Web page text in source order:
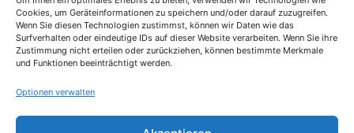
Cookies, um Geräteinformationen zu speichern und/oder darauf zuzugreifen.
Wenn Sie diesen Technologien zustimmst, können wir Daten wie das
Surfverhalten oder eindeutige IDs auf dieser Website verarbeiten. Wenn Sie ihre
Zustimmung nicht erteilen oder zurückziehen, können bestimmte Merkmale
und Funktionen beeinträchtigt werden.
Optionen verwalten
Kontakt Impressum Datenschutzerklärung
Cookie-Richtlinie (EU)